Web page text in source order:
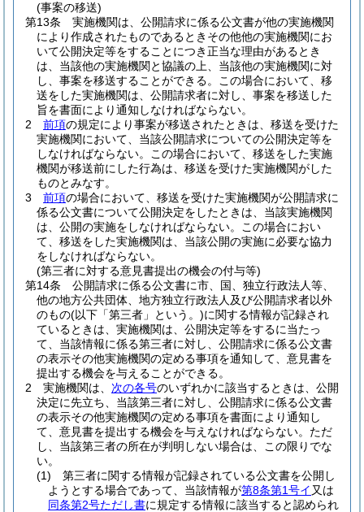
(事案の移送)
第13条
実施機関は、公開請求に係る公文書が他の実施機関
により作成されたものであるときその他他の実施機関にお
いて公開決定等をすることにつき正当な理由があるとき
は、当該他の実施機関と協議の上、当該他の実施機関に対
し、事案を移送することができる。
この場合において、移
送をした実施機関は、公開請求者に対し、事案を移送した
旨を書面により通知しなければならない。
2
前項の規定により事案が移送されたときは、移送を受けた
実施機関において、当該公開請求についての公開決定等を
しなければならない。
この場合において、移送をした実施
機関が移送前にした行為は、移送を受けた実施機関がした
ものとみなす。
3
前項の場合において、移送を受けた実施機関が公開請求に
係る公文書について公開決定をしたときは、当該実施機関
は、公開の実施をしなければならない。
この場合におい
て、移送をした実施機関は、当該公開の実施に必要な協力
をしなければならない。
(第三者に対する意見書提出の機会の付与等)
第14条
公開請求に係る公文書に市、国、独立行政法人等、
他の地方公共団体、地方独立行政法人及び公開請求者以外
のもの(以下「第三者」という。)に関する情報が記録され
ているときは、実施機関は、公開決定等をするに当たっ
て、当該情報に係る第三者に対し、公開請求に係る公文書
の表示その他実施機関の定める事項を通知して、意見書を
提出する機会を与えることができる。
2
実施機関は、 次の各号のいずれかに該当するときは、公開
決定に先立ち、当該第三者に対し、公開請求に係る公文書
の表示その他実施機関の定める事項を書面により通知し
て、意見書を提出する機会を与えなければならない。 ただ
し、当該第三者の所在が判明しない場合は、この限りでな
い。
(1)
第三者に関する情報が記録されている公文書を公開し
ようとする場合であって、当該情報が第8条第1号イ 又は
同条第2号ただし書に規定する情報に該当すると認められ